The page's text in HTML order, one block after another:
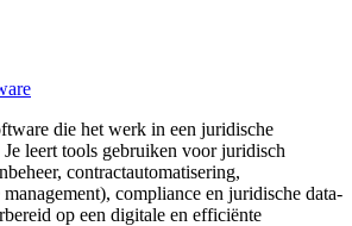
die het werk in een juridische
leert tools gebruiken voor juridisch
contractautomatisering,
compliance en juridische data-
op een digitale en efficiënte